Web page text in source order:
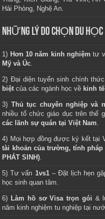
Hải Phòng, Nghệ An.
NHỮNG LÝ DO CHỌN DU HỌC
1) Hơn 10 năm kinh nghiệm tư
Mỹ và Úc.
2) Đại diện tuyển sinh chính
biệt của các ngành học về kinh
3) Thủ tục chuyên nghiệp và
nhiều tổ chức giáo dục trên thế
các lãnh sự quán tại Việt Nam.
4) Mọi hợp đồng được ký kết tại
tài khoản của trường, tính pháp
PHÁT SINH).
5) Tư vấn 1vs1– Đặt lịch hẹn
học sinh quan tâm.
6) Làm hồ sơ Visa trọn gói &
năm kinh nghiệm tu nghiệp tại